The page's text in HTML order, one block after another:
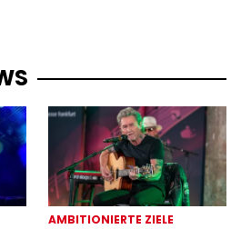
AMBITIONIERTE ZIELE